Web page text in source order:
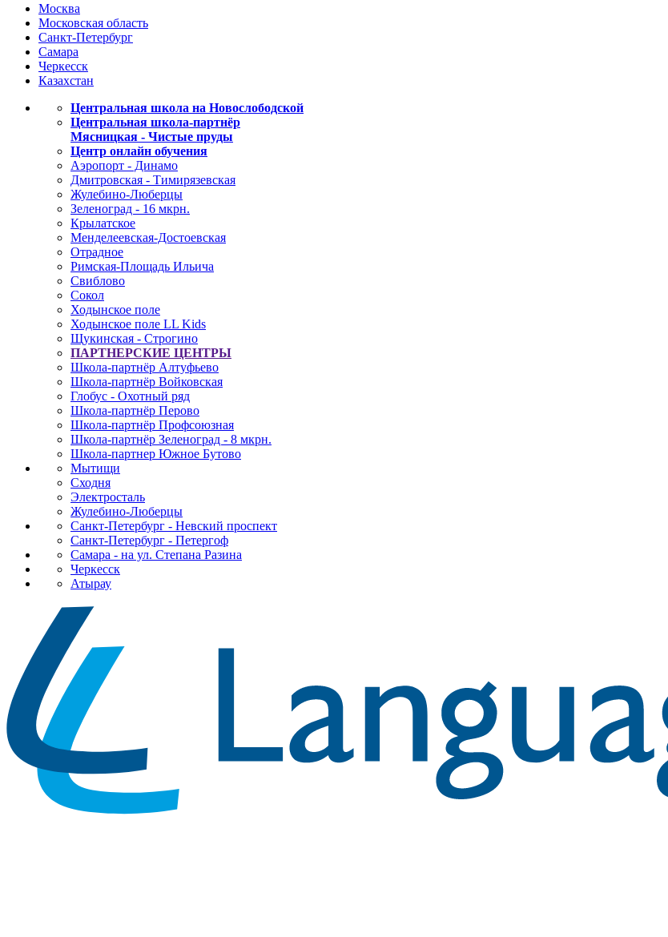
Москва
Московская область
Санкт-Петербург
Самара
Черкесск
Казахстан
Центральная школа на Новослободской
Центральная школа-партнёр
Мясницкая - Чистые пруды
Центр онлайн обучения
Аэропорт - Динамо
Дмитровская - Тимирязевская
Жулебино-Люберцы
Зеленоград - 16 мкрн.
Крылатское
Менделеевская-Достоевская
Отрадное
Римская-Площадь Ильича
Свиблово
Сокол
Ходынское поле
Ходынское поле LL Kids
Щукинская - Строгино
ПАРТНЕРСКИЕ ЦЕНТРЫ
Школа-партнёр Алтуфьево
Школа-партнёр Войковская
Глобус - Охотный ряд
Школа-партнёр Перово
Школа-партнёр Профсоюзная
Школа-партнёр Зеленоград - 8 мкрн.
Школа-партнер Южное Бутово
Мытищи
Сходня
Электросталь
Жулебино-Люберцы
Санкт-Петербург - Невский проспект
Санкт-Петербург - Петергоф
Самара - на ул. Степана Разина
Черкесск
Атырау